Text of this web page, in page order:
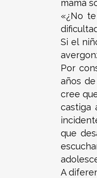
mamá
«¿No
Si el
Por
años
cree
castiga
que
A